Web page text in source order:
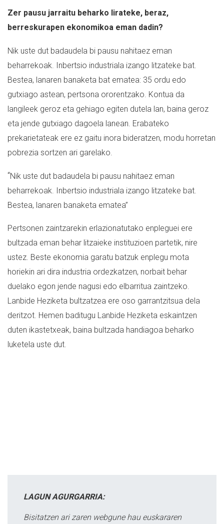
Zer pausu jarraitu beharko lirateke, beraz,
berreskurapen ekonomikoa eman dadin?
Nik uste dut badaudela bi pausu nahitaez eman
beharrekoak. Inbertsio industriala izango litzateke bat.
Bestea, lanaren banaketa bat ematea: 35 ordu edo
gutxiago astean, pertsona ororentzako. Kontua da
langileek geroz eta gehiago egiten dutela lan, baina geroz
eta jende gutxiago dagoela lanean. Erabateko
prekarietateak ere ez gaitu inora bideratzen, modu horretan
pobrezia sortzen ari garelako.
“Nik uste dut badaudela bi pausu nahitaez eman
beharrekoak. Inbertsio industriala izango litzateke bat.
Bestea, lanaren banaketa ematea”
Pertsonen zaintzarekin erlazionatutako enpleguei ere
bultzada eman behar litzaieke instituzioen partetik, nire
ustez. Beste ekonomia garatu batzuk enplegu mota
horiekin ari dira industria ordezkatzen, norbait behar
duelako egon jende nagusi edo elbarritua zaintzeko.
Lanbide Heziketa bultzatzea ere oso garrantzitsua dela
deritzot. Hemen baditugu Lanbide Heziketa eskaintzen
duten ikastetxeak, baina bultzada handiagoa beharko
luketela uste dut.
LAGUN AGURGARRIA:
Bisitatzen ari zaren webgune hau euskararen